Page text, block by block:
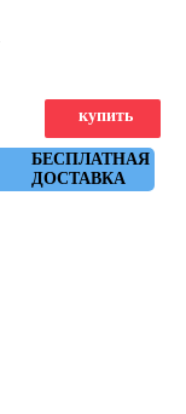
БЕСПЛАТНАЯ
ДОСТАВКА
купить